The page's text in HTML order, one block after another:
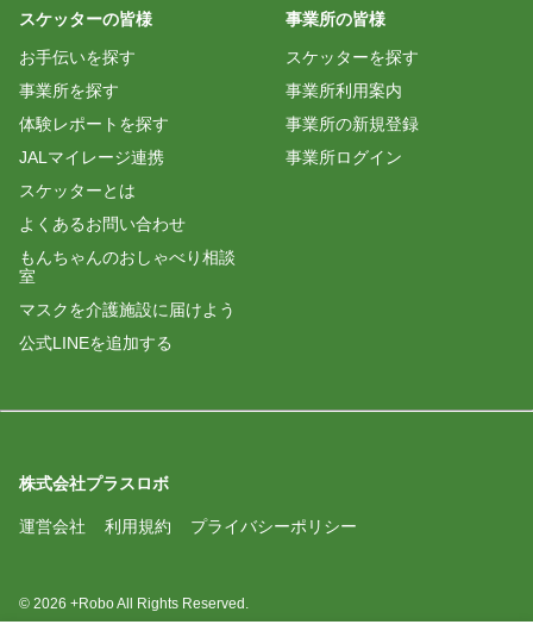
スケッターの皆様
お手伝いを探す
事業所を探す
体験レポートを探す
JALマイレージ連携
スケッターとは
よくあるお問い合わせ
もんちゃんのおしゃべり相談
室
マスクを介護施設に届けよう
公式LINEを追加する
事業所の皆様
スケッターを探す
事業所利用案内
事業所の新規登録
事業所ログイン
株式会社プラスロボ
運営会社 利用規約 プライバシーポリシー
© 2026 +Robo All Rights Reserved.